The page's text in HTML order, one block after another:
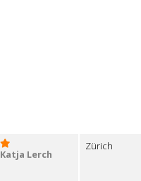
Katja Lerch
Zürich